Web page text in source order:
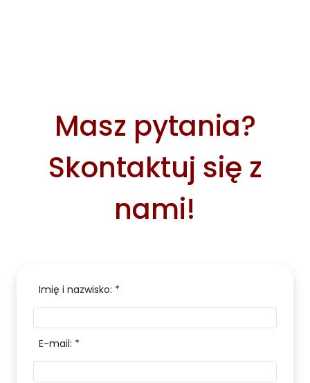
Masz pytania?
Skontaktuj się z
nami!
Imię i nazwisko: *
E-mail: *